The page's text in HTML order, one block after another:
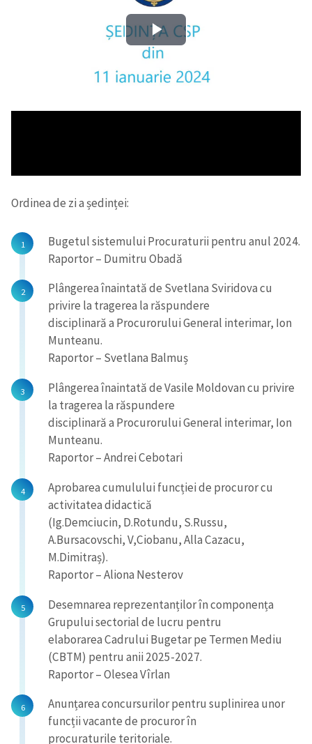
Despre ZdG
на русском
Ordinea de zi a ședinței:
Bugetul sistemului Procuraturii pentru anul 2024.
Raportor – Dumitru Obadă
Plângerea înaintată de Svetlana Sviridova cu
privire la tragerea la răspundere
disciplinară a Procurorului General interimar, Ion
Munteanu.
Raportor – Svetlana Balmuș
Plângerea înaintată de Vasile Moldovan cu privire
la tragerea la răspundere
disciplinară a Procurorului General interimar, Ion
Munteanu.
Raportor – Andrei Cebotari
Aprobarea cumulului funcției de procuror cu
activitatea didactică
(Ig.Demciucin, D.Rotundu, S.Russu,
A.Bursacovschi, V,Ciobanu, Alla Cazacu,
M.Dimitraș).
Raportor – Aliona Nesterov
Desemnarea reprezentanților în componența
Grupului sectorial de lucru pentru
elaborarea Cadrului Bugetar pe Termen Mediu
(CBTM) pentru anii 2025-2027.
Raportor – Olesea Vîrlan
Anunțarea concursurilor pentru suplinirea unor
funcții vacante de procuror în
procuraturile teritoriale.